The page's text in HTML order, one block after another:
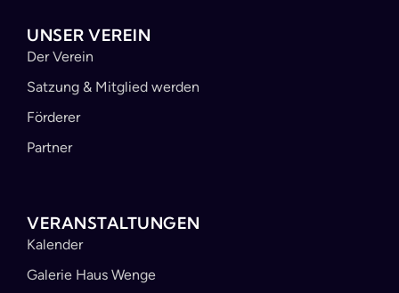
UNSER VEREIN
Der Verein
Satzung & Mitglied werden
Förderer
Partner
VERANSTALTUNGEN
Kalender
Galerie Haus Wenge